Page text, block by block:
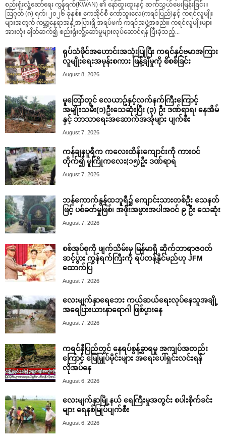
စည်းရုံးလှုံ့ဆော်ရေး ကွန်ရက်(KWAN) ၏ နော်ထူးထူးနှင့် ဆက်သွယ်မေးမြန်းခြင်း။
ဩဂုတ် (၈) ရက်၊ ၂၀၂၆ ခုနှစ်။ ကေအိုင်စီ ကော်သူးလေ(ကရင်ပြည်)နှင့် ကရင်လူမျိုး
များအတွက် ကမ္ဘာ့နေရာအနှံ့အပြားရှိ အရပ်ဖက် ကရင်အဖွဲ့အစည်း၊ ကရင်လူမျိုးများ
အားလုံး ချိတ်ဆက်၍ စည်းရုံးလှုံ့ဆော်မှုများလုပ်ဆောင်ရန် ပြီးခဲ့သည့်...
ရုပ်သံဖိုင်အဟောင်းအသုံးပြုပြီး ကရင်နှင့်ဗမာအကြား
လူမျိုးရေးအမုန်းစကား ဖြန့်ချိမှုကို စိစစ်ခြင်း
August 8, 2026
မူတြော်တွင် လေယာဥ်နှင့်လက်နက်ကြီးကြောင့်
အမျိုးသမီး(၁)ဦးသေဆုံးပြီး (၃) ဦး ဒဏ်ရာရ၊ နေအိမ်
နှင့် ဘာသာရေးအဆောက်အအုံများ ပျက်စီး
August 7, 2026
ကန်ချနပူရီက ကလေးထိန်းကျောင်းကို ကားဝင်
တိုက်၍ မူကြိုကလေး(၁၅)ဦး ဒဏ်ရာရ
August 7, 2026
ဘန်ကောက်နွန်ထဘူရီ၌ ကျောင်းသားတစ်ဦး သေနတ်
ဖြင့် ပစ်ခတ်မှုဖြစ်၊ အဖိုးအဖွားအပါအဝင် ၉ ဦး သေဆုံး
August 7, 2026
စစ်အုပ်စုကို ဖျက်သိမ်းမှ မြန်မာရှိ ဆိုက်ဘာရာဇဝတ်
ဆင့်ပွား ကွန်ရက်ကြီးကို ရပ်တန့်နိုင်မည်ဟု JFM
ထောက်ပြ
August 7, 2026
လေးမျက်နှာရေဘေး ကယ်ဆယ်ရေးလုပ်နေသူအချို့
အရေပြားယားနာရောဂါ ဖြစ်ပွားနေ
August 7, 2026
ကရင်နီပြည်တွင် နေရပ်စွန့်ခွာရမှု အကျပ်အတည်း
ကြောင့် မြေမြှုပ်မိုင်းများ အရေးပေါ်ရှင်းလင်းရန်
လိုအပ်နေ
August 6, 2026
လေးမျက်နှာမြို့နယ် ရေကြီးမှုအတွင်း စပါးစိုက်ခင်း
များ ရေနစ်မြုပ်ပျက်စီး
August 6, 2026